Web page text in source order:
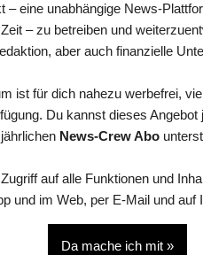
– eine unabhängige News-
– zu betreiben und
aber auch finanzielle
ist für dich nahezu werbefrei,
Du kannst dieses Angebot
News-Crew Abo
auf alle Funktionen und
und im Web, per E-Mail und auf
Da mache ich mit »